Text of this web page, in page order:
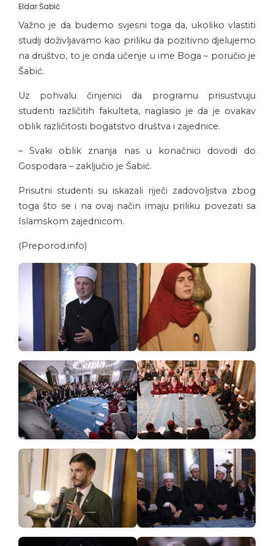
Eldar Šabić
Važno je da budemo svjesni toga da, ukoliko vlastiti
studij doživljavamo kao priliku da pozitivno djelujemo
na društvo, to je onda učenje u ime Boga – poručio je
Šabić.
Uz pohvalu činjenici da programu prisustvuju
studenti različitih fakulteta, naglasio je da je ovakav
oblik različitosti bogatstvo društva i zajednice.
– Svaki oblik znanja nas u konačnici dovodi do
Gospodara – zaključio je Šabić.
Prisutni studenti su iskazali riječi zadovoljstva zbog
toga što se i na ovaj način imaju priliku povezati sa
Islamskom zajednicom.
(Preporod.info)